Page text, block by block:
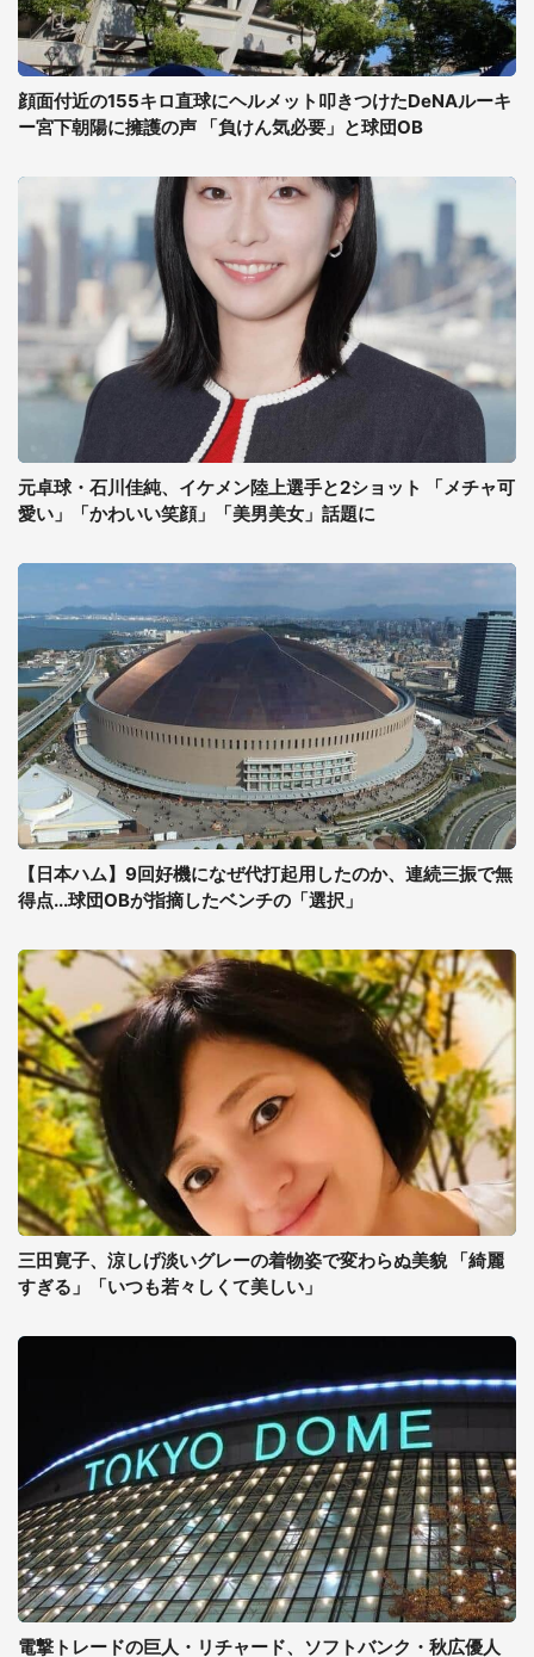
顔面付近の155キロ直球にヘルメット叩きつけたDeNAルーキ
ー宮下朝陽に擁護の声 「負けん気必要」と球団OB
元卓球・石川佳純、イケメン陸上選手と2ショット 「メチャ可
愛い」「かわいい笑顔」「美男美女」話題に
【日本ハム】9回好機になぜ代打起用したのか、連続三振で無
得点...球団OBが指摘したベンチの「選択」
三田寛子、涼しげ淡いグレーの着物姿で変わらぬ美貌 「綺麗
すぎる」「いつも若々しくて美しい」
電撃トレードの巨人・リチャード、ソフトバンク・秋広優人